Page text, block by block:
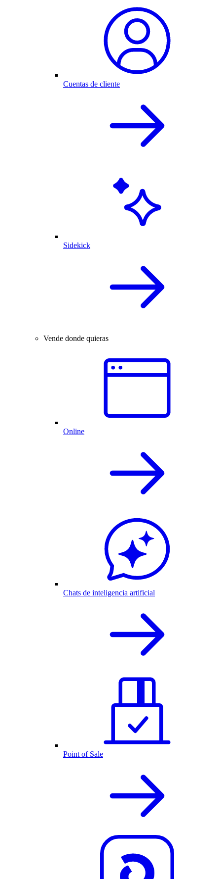
Cuentas de cliente
Sidekick
Vende donde quieras
Online
Chats de inteligencia artificial
Point of Sale